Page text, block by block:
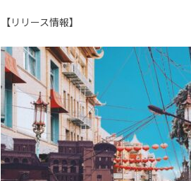
【リリース情報】